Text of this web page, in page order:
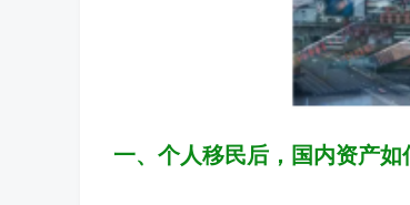
一、个人移民后，国内资产如